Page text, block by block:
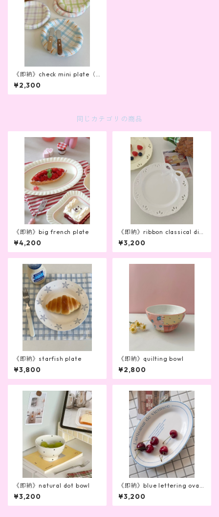
《即納》check mini plate（4
color）
¥2,300
同じカテゴリの商品
《即納》big french plate
¥4,200
《即納》ribbon classical dis
hware
¥3,200
《即納》starfish plate
¥3,800
《即納》quilting bowl
¥2,800
《即納》natural dot bowl
¥3,200
《即納》blue lettering ovalp
late
¥3,200